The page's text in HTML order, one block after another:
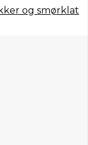
og smørklat